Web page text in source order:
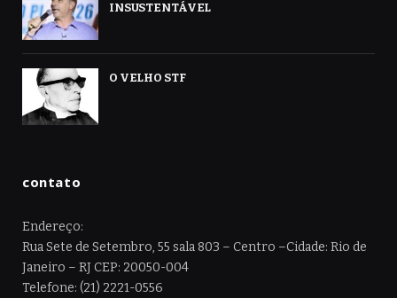
INSUSTENTÁVEL
O VELHO STF
contato
Endereço:
Rua Sete de Setembro, 55 sala 803 – Centro –Cidade: Rio de
Janeiro – RJ CEP: 20050-004
Telefone: (21) 2221-0556